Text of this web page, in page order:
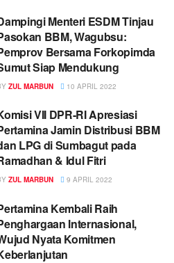
Menteri ESDM Tinjau
BBM, Wagubsu:
Bersama Forkopimda
Siap Mendukung
ZUL MARBUN 10 APRIL 2022
VII DPR-RI Apresiasi
Jamin Distribusi BBM
LPG di Sumbagut pada
& Idul Fitri
ZUL MARBUN 9 APRIL 2022
Kembali Raih
Internasional,
Nyata Komitmen